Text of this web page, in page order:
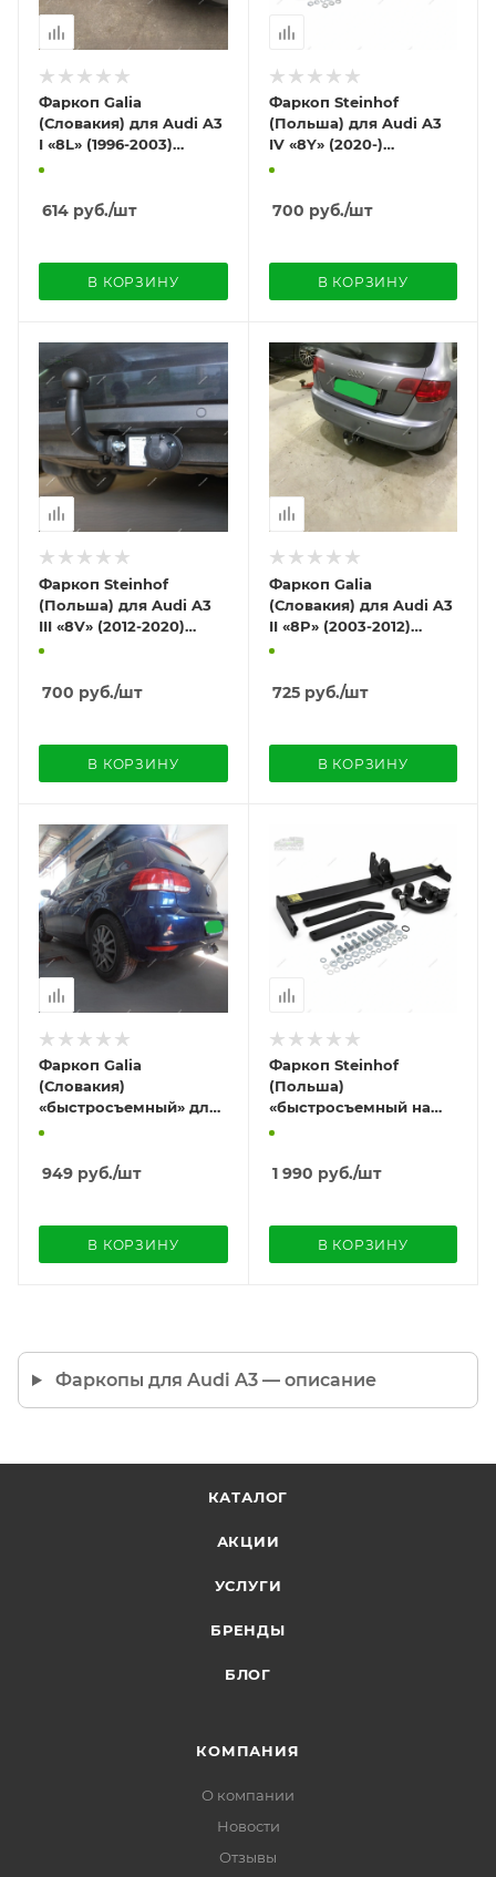
Фаркоп Galia
(Словакия) для Audi A3
I «8L» (1996-2003)
"хэтчбек 3/5 дверей"
614 руб./шт
В КОРЗИНУ
Фаркоп Steinhof
(Польша) для Audi A3
IV «8Y» (2020-)
«хэтчбек/ седан»
700 руб./шт
В КОРЗИНУ
Фаркоп Steinhof
(Польша) для Audi A3
III «8V» (2012-2020)
"хэтчбек 3/5 дверей"
700 руб./шт
В КОРЗИНУ
Фаркоп Galia
(Словакия) для Audi A3
II «8P» (2003-2012)
"Sportback (хэтчбек 5
725руб./шт
В КОРЗИНУ
Фаркоп Galia
(Словакия)
«быстросъемный» для
Audi A3 II «8P» (2003-
949 руб./шт
В КОРЗИНУ
Фаркоп Steinhof
(Польша)
«быстросъемный на
ключ» для Audi A3 IV
хэтчбек"
1 990 руб./шт
В КОРЗИНУ
Фаркопы для Audi A3 — описание
КАТАЛОГ
АКЦИИ
УСЛУГИ
БРЕНДЫ
БЛОГ
КОМПАНИЯ
О компании
Новости
Отзывы